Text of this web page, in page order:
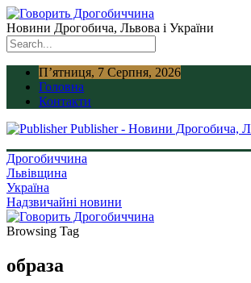
Новини Дрогобича, Львова і України
П’ятниця, 7 Серпня, 2026
Головна
Контакти
Publisher - Новини Дрогобича,
Дрогобиччина
Львівщина
Україна
Надзвичайні новини
Browsing Tag
образа